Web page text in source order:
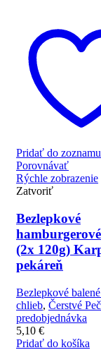
Pridať do
Porovnávať
Rýchle zobrazenie
Zatvoriť
Bezlepkové
(2x 120g)
pekáreň
Bezlepkové
chlieb, Čerstvé
predobjednávka
5,10 €
Pridať do košíka